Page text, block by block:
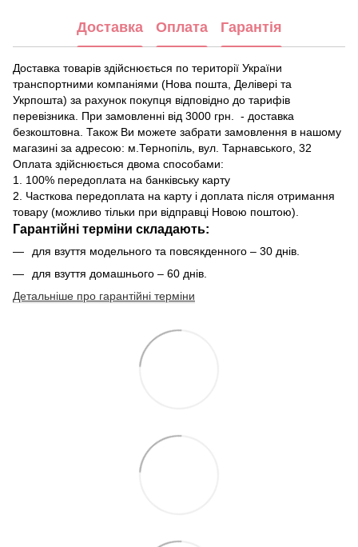
Доставка Оплата Гарантія
Доставка товарів здійснюється по території України
транспортними компаніями (Нова пошта, Делівері та
Укрпошта) за рахунок покупця відповідно до тарифів
перевізника. При замовленні від 3000 грн. - доставка
безкоштовна. Також Ви можете забрати замовлення в нашому
магазині за адресою: м.Тернопіль, вул. Тарнавського, 32
Оплата здійснюється двома способами:
1. 100% передоплата на банківську карту
2. Часткова передоплата на карту і доплата після отримання
товару (можливо тільки при відправці Новою поштою).
Гарантійні терміни складають:
для взуття модельного та повсякденного – 30 днів.
для взуття домашнього – 60 днів.
Детальніше про гарантійні терміни